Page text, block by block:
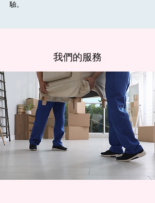
驗。
我們的服務